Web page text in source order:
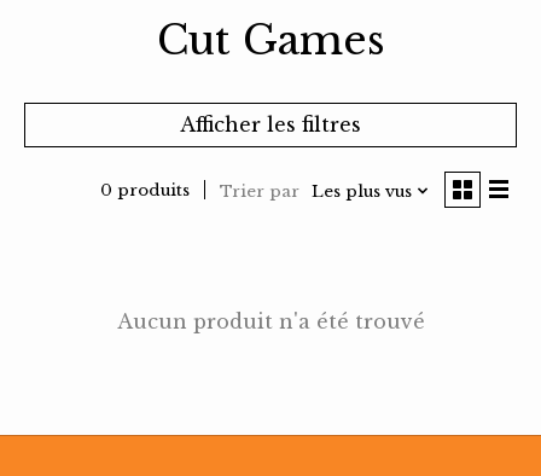
Cut Games
Afficher les filtres
0 produits Trier par Les plus vus
Aucun produit n'a été trouvé